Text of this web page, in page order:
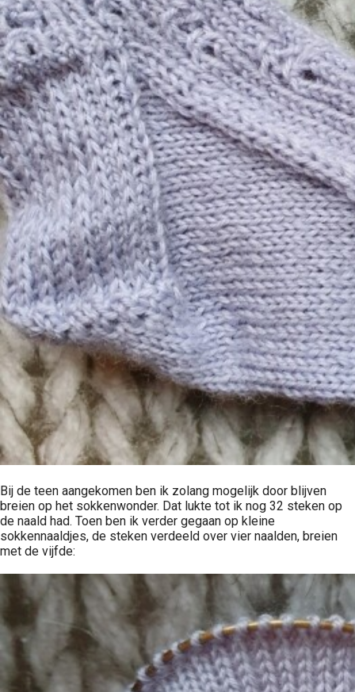
Bij de teen aangekomen ben ik zolang mogelijk door blijven
breien op het sokkenwonder. Dat lukte tot ik nog 32 steken op
de naald had. Toen ben ik verder gegaan op kleine
sokkennaaldjes, de steken verdeeld over vier naalden, breien
met de vijfde: